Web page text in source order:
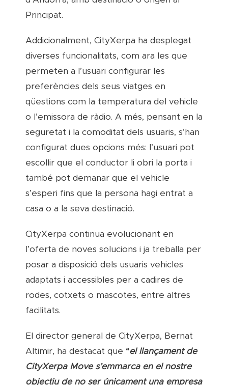
Principat.
Addicionalment, CityXerpa ha desplegat
diverses funcionalitats, com ara les que
permeten a l’usuari configurar les
preferències dels seus viatges en
qüestions com la temperatura del vehicle
o l’emissora de ràdio. A més, pensant en la
seguretat i la comoditat dels usuaris, s’han
configurat dues opcions més: l’usuari pot
escollir que el conductor li obri la porta i
també pot demanar que el vehicle
s’esperi fins que la persona hagi entrat a
casa o a la seva destinació.
CityXerpa continua evolucionant en
l’oferta de noves solucions i ja treballa per
posar a disposició dels usuaris vehicles
adaptats i accessibles per a cadires de
rodes, cotxets o mascotes, entre altres
facilitats.
El director general de CityXerpa, Bernat
Altimir, ha destacat que “el llançament de
CityXerpa Move s’emmarca en el nostre
objectiu de no ser únicament una empresa